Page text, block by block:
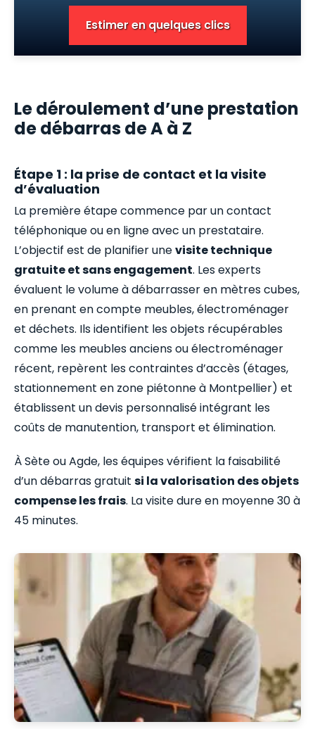
Estimer en quelques clics
Le déroulement d’une prestation
de débarras de A à Z
Étape 1 : la prise de contact et la visite
d’évaluation
La première étape commence par un contact
téléphonique ou en ligne avec un prestataire.
L’objectif est de planifier unevisite technique
gratuite et sans engagement. Les experts
évaluent le volume à débarrasser en mètres cubes,
en prenant en compte meubles, électroménager
et déchets. Ils identifient les objets récupérables
comme les meubles anciens ou électroménager
récent, repèrent les contraintes d’accès (étages,
stationnement en zone piétonne à Montpellier) et
établissent un devis personnalisé intégrant les
coûts de manutention, transport et élimination.
À Sète ou Agde, les équipes vérifient la faisabilité
d’un débarras gratuit si la valorisation des objets
compense les frais. La visite dure en moyenne 30 à
45 minutes.